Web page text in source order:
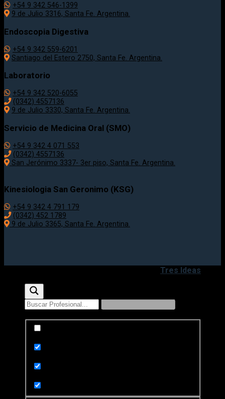
+54 9 342 546-1399
9 de Julio 3316, Santa Fe. Argentina.
Endoscopia Digestiva
+54 9 342 559-6201
Santiago del Estero 2750, Santa Fe. Argentina.
Laboratorio
+54 9 342 520-6055
(0342) 4557136
9 de Julio 3330, Santa Fe. Argentina.
Servicio de Medicina Oral (SMO)
+54 9 342 4 071 553
(0342) 4557136
San Jerónimo 3337- 3er piso, Santa Fe. Argentina.
Kinesiologia San Geronimo (KSG)
+54 9 342 4 791 179
(0342) 452 1789
9 de Julio 3365, Santa Fe. Argentina.
Tres Ideas